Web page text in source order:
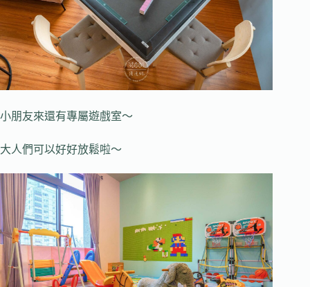
小朋友來還有專屬遊戲室～
大人們可以好好放鬆啦～